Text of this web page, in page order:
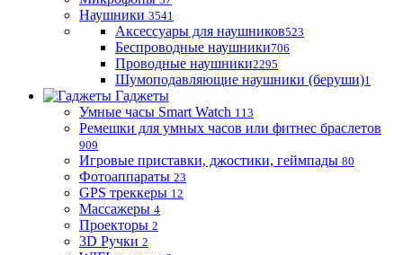
Наушники 3541
Аксессуары для наушников523
Беспроводные наушники706
Проводные наушники2295
Шумоподавляющие наушники (беруши)1
Гаджеты
Умные часы Smart Watch 113
Ремешки для умных часов или фитнес браслетов
909
Игровые приставки, джостики, геймпады 80
Фотоаппараты 23
GPS треккеры 12
Массажеры 4
Проекторы 2
3D Ручки 2